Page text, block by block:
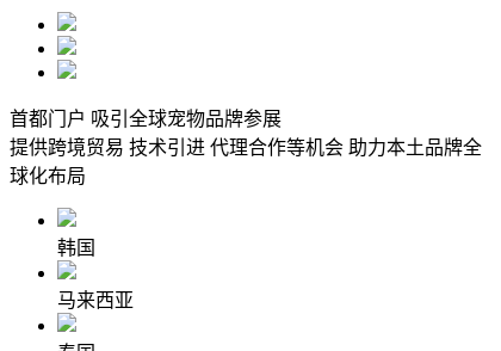
首都门户 吸引全球宠物品牌参展
提供跨境贸易 技术引进 代理合作等机会 助力本土品牌全
球化布局
韩国
马来西亚